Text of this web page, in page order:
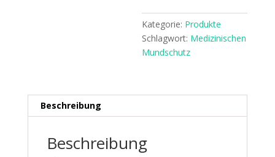
Kategorie: Produkte
Schlagwort: Medizinischen
Mundschutz
Beschreibung
Beschreibung